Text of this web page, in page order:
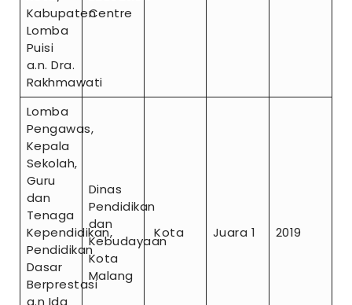
Kabupaten
Lomba
Puisi
a.n. Dra.
Rakhmawati
Centre
Lomba
Pengawas,
Kepala
Sekolah,
Guru
dan
Tenaga
Kependidikan,
Pendidikan
Dasar
Berprestasi
a.n Ida
Dinas
Pendidikan
dan
Kebudayaan
Kota
Malang
Kota Juara 1 2019